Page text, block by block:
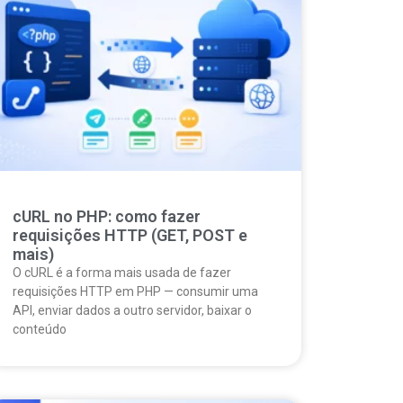
cURL no PHP: como fazer
requisições HTTP (GET, POST e
mais)
O cURL é a forma mais usada de fazer
requisições HTTP em PHP — consumir uma
API, enviar dados a outro servidor, baixar o
conteúdo